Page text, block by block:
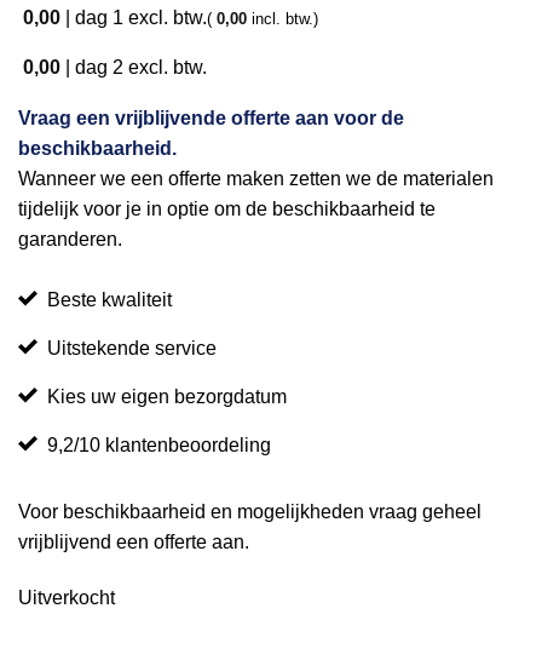
0,00 dag 1 excl. btw.( 0,00 incl. btw.)
0,00 dag 2 excl. btw.
Vraag een vrijblijvende offerte aan voor de
beschikbaarheid.
Wanneer we een offerte maken zetten we de materialen
tijdelijk voor je in optie om de beschikbaarheid te
garanderen.
Beste kwaliteit
Uitstekende service
Kies uw eigen bezorgdatum
9,2/10 klantenbeoordeling
Voor beschikbaarheid en mogelijkheden vraag geheel
vrijblijvend een offerte aan.
Uitverkocht